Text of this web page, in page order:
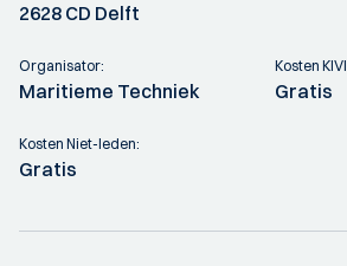
2628 CD Delft
Organisator:
Maritieme Techniek
Kosten
Gratis
Kosten Niet-leden:
Gratis